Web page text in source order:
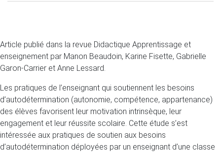
Article publié dans la revue Didactique Apprentissage et
enseignement par Manon Beaudoin, Karine Fisette, Gabrielle
Garon-Carrier et Anne Lessard.
Les pratiques de l’enseignant qui soutiennent les besoins
d’autodétermination (autonomie, compétence, appartenance)
des élèves favorisent leur motivation intrinsèque, leur
engagement et leur réussite scolaire. Cette étude s’est
intéressée aux pratiques de soutien aux besoins
d’autodétermination déployées par un enseignant d’une classe